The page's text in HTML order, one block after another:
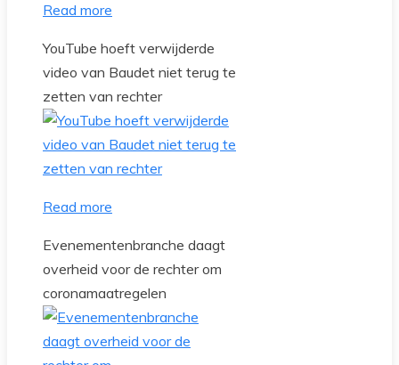
Read more
YouTube hoeft verwijderde
video van Baudet niet terug te
zetten van rechter
Read more
Evenementenbranche daagt
overheid voor de rechter om
coronamaatregelen